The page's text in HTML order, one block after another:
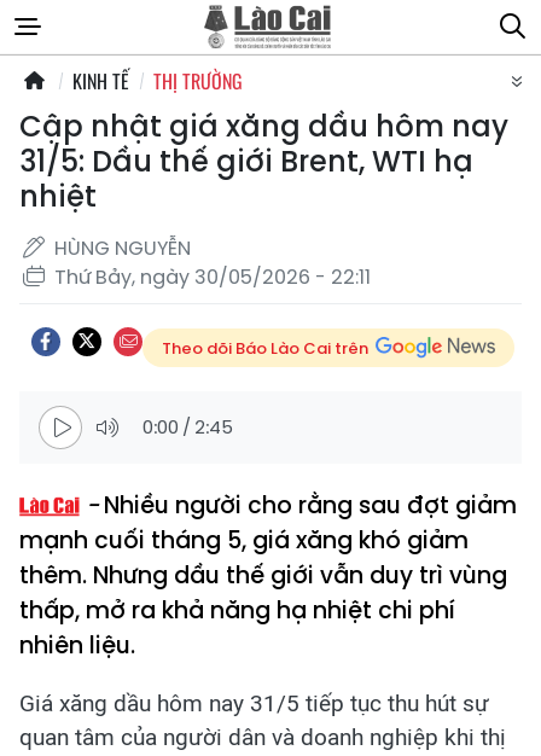
KINH TẾ THỊ TRƯỜNG
Cập nhật giá xăng dầu hôm nay
31/5: Dầu thế giới Brent, WTI hạ
nhiệt
HÙNG NGUYỄN
Thứ Bảy, ngày 30/05/2026 - 22:11
Theo dõi Báo Lào Cai trên
0:00 / 2:45
Nhiều người cho rằng sau đợt giảm
mạnh cuối tháng 5, giá xăng khó giảm
thêm. Nhưng dầu thế giới vẫn duy trì vùng
thấp, mở ra khả năng hạ nhiệt chi phí
nhiên liệu.
Giá xăng dầu hôm nay 31/5 tiếp tục thu hút sự
quan tâm của người dân và doanh nghiệp khi thị